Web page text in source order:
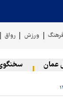
ورزش رواق
سخنگوی